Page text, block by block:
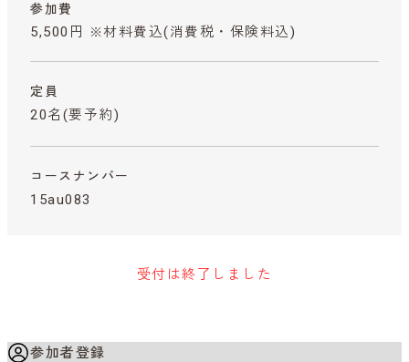
参加費
5,500円 ※材料費込(消費税・保険料込)
定員
20名(要予約)
コースナンバー
15au083
受付は終了しました
参加者登録